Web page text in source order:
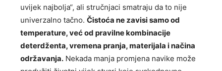
uvijek najbolja“, ali stručnjaci smatraju da to nije
univerzalno tačno. Čistoća ne zavisi samo od
temperature, već od pravilne kombinacije
deterdženta, vremena pranja, materijala i načina
održavanja. Nekada manja promjena navike može